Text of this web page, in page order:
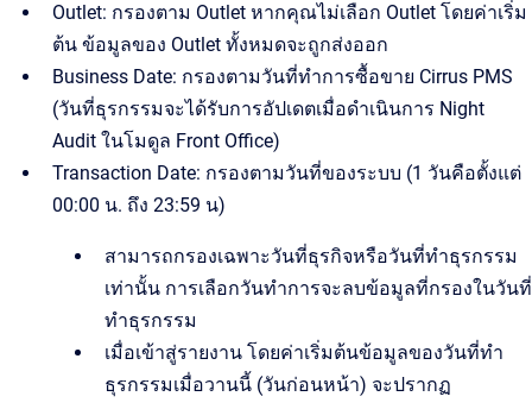
Outlet: กรองตาม Outlet หากคุณไม่เลือก Outlet โดยค่าเริ่ม
ต้น ข้อมูลของ Outlet ทั้งหมดจะถูกส่งออก
Business Date: กรองตามวันที่ทำการซื้อขาย Cirrus PMS
(วันที่ธุรกรรมจะได้รับการอัปเดตเมื่อดำเนินการ Night
Audit ในโมดูล Front Office)
Transaction Date: กรองตามวันที่ของระบบ (1 วันคือตั้งแต่
00:00 น. ถึง 23:59 น)
สามารถกรองเฉพาะวันที่ธุรกิจหรือวันที่ทำธุรกรรม
เท่านั้น การเลือกวันทำการจะลบข้อมูลที่กรองในวันที่
ทำธุรกรรม
เมื่อเข้าสู่รายงาน โดยค่าเริ่มต้นข้อมูลของวันที่ทำ
ธุรกรรมเมื่อวานนี้ (วันก่อนหน้า) จะปรากฏ